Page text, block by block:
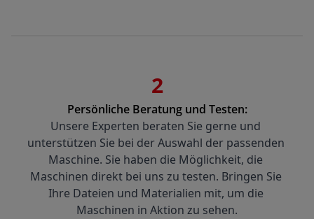
2
Persönliche Beratung und Testen:
Unsere Experten beraten Sie gerne und
unterstützen Sie bei der Auswahl der passenden
Maschine. Sie haben die Möglichkeit, die
Maschinen direkt bei uns zu testen. Bringen Sie
Ihre Dateien und Materialien mit, um die
Maschinen in Aktion zu sehen.